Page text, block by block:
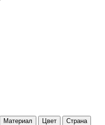
Материал Цвет Страна